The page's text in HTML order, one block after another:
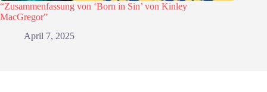
“Zusammenfassung von ‘Born in Sin’ von Kinley
MacGregor”
April 7, 2025